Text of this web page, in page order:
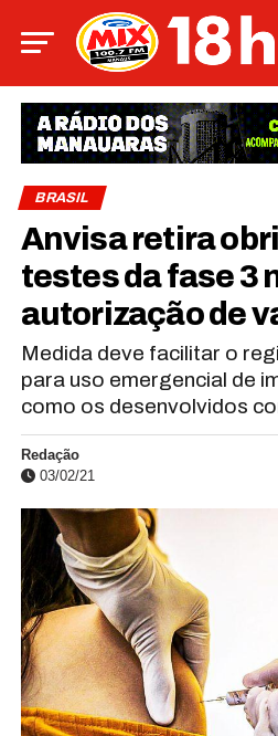
BRASIL
Anvisa retira
testes da fase 3
autorização de
Medida deve facilitar o
para uso emergencial de
como os desenvolvidos
Redação
03/02/21